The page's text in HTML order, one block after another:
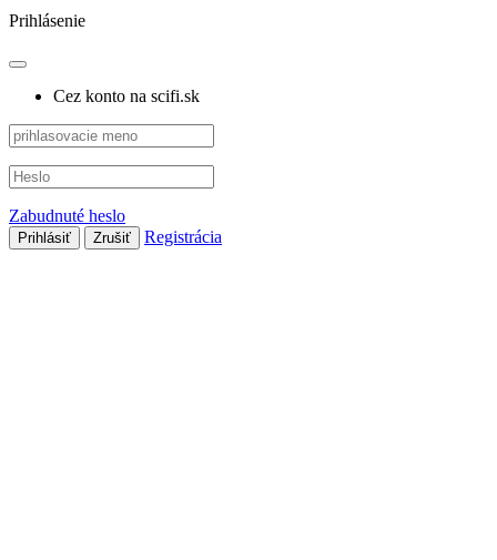
Prihlásenie
Cez konto na scifi.sk
Zabudnuté heslo
Prihlásiť Zrušiť Registrácia